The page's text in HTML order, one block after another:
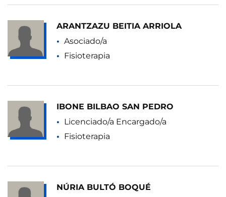
ARANTZAZU BEITIA ARRIOLA
Asociado/a
Fisioterapia
IBONE BILBAO SAN PEDRO
Licenciado/a Encargado/a
Fisioterapia
NÚRIA BULTÓ BOQUÉ